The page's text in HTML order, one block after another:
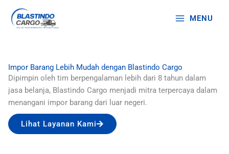
konten
MENU
Impor Barang Lebih Mudah dengan Blastindo Cargo
Dipimpin oleh tim berpengalaman lebih dari 8 tahun dalam
jasa belanja, Blastindo Cargo menjadi mitra terpercaya dalam
menangani impor barang dari luar negeri.
Lihat Layanan Kami